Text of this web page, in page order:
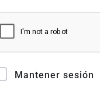
Mantener sesión